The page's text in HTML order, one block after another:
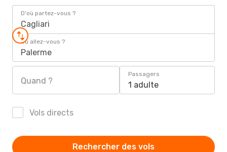
D'où partez-vous ?
Cagliari
Où allez-vous ?
Palerme
Quand ?
Passagers
1 adulte
Vols directs
Rechercher des vols